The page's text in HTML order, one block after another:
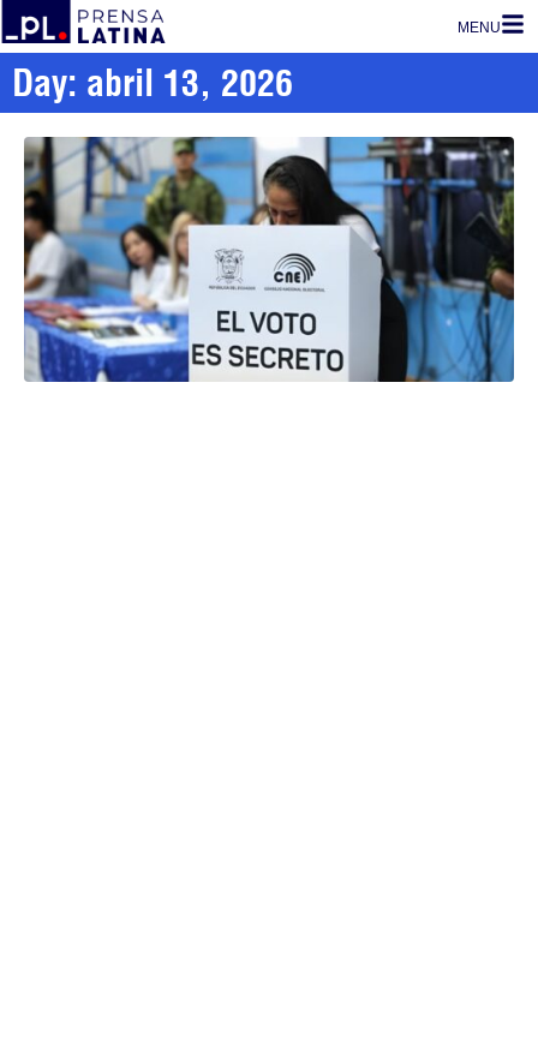
MENU
Day: abril 13, 2026